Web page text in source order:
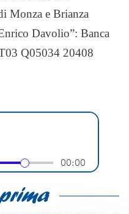
Monza e Brianza
Davolio”: Banca
Q05034 20408